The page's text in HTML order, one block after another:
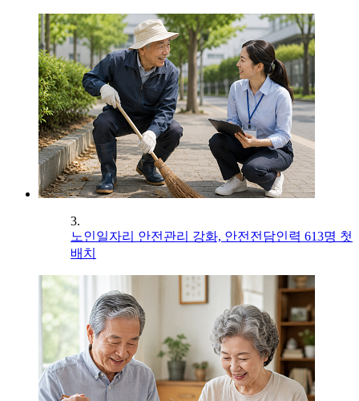
3.
노인일자리 안전관리 강화, 안전전담인력 613명 첫
배치